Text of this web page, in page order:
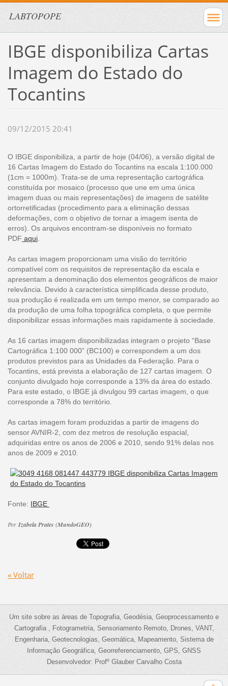
LABTOPOPE
IBGE disponibiliza Cartas
Imagem do Estado do
Tocantins
09/12/2015 20:41
O IBGE disponibiliza, a partir de hoje (04/06), a versão digital de
16 Cartas Imagem do Estado do Tocantins na escala 1:100.000
(1cm = 1000m). Trata-se de uma representação cartográfica
constituída por mosaico (processo que une em uma única
imagem duas ou mais representações) de imagens de satélite
ortorretificadas (procedimento para a eliminação dessas
deformações, com o objetivo de tornar a imagem isenta de
erros). Os arquivos encontram-se disponíveis no formato
PDF aqui.
As cartas imagem proporcionam uma visão do território
compatível com os requisitos de representação da escala e
apresentam a denominação dos elementos geográficos de maior
relevância. Devido à característica simplificada desse produto,
sua produção é realizada em um tempo menor, se comparado ao
da produção de uma folha topográfica completa, o que permite
disponibilizar essas informações mais rapidamente à sociedade.
As 16 cartas imagem disponibilizadas integram o projeto “Base
Cartográfica 1:100 000” (BC100) e correspondem a um dos
produtos previstos para as Unidades da Federação. Para o
Tocantins, está prevista a elaboração de 127 cartas imagem. O
conjunto divulgado hoje corresponde a 13% da área do estado.
Para este estado, o IBGE já divulgou 99 cartas imagem, o que
corresponde a 78% do território.
As cartas imagem foram produzidas a partir de imagens do
sensor AVNIR-2, com dez metros de resolução espacial,
adquiridas entre os anos de 2006 e 2010, sendo 91% delas nos
anos de 2009 e 2010.
Fonte: IBGE
Por Izabela Prates (MundoGEO)
« Voltar
Um site sobre as áreas de Topografia, Geodésia, Geoprocessamento e
Cartografia , Fotogrametria, Sensoriamento Remoto, Drones, VANT,
Engenharia, Geotecnologias, Geomática, Mapeamento, Sistema de
Informação Geográfica, Georreferenciamento, GPS, GNSS
Desenvolvedor: Profº Glauber Carvalho Costa